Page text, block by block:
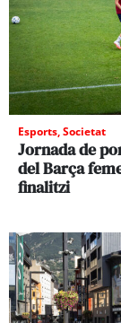
Esports,Societat
Jornada de
del Barça
finalitzi